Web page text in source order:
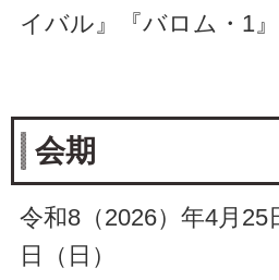
イバル』『バロム・1』
会期
令和8（2026）年4月25
日（日）